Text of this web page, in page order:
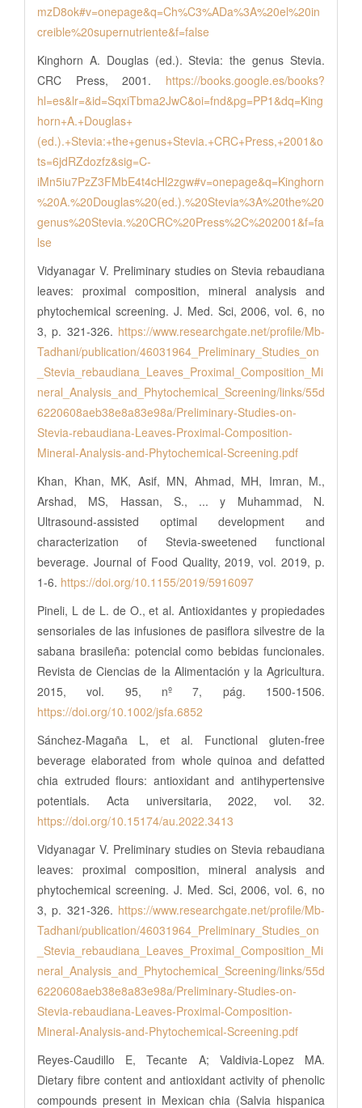
mzD8ok#v=onepage&q=Ch%C3%ADa%3A%20el%20in
creible%20supernutriente&f=false
Kinghorn A. Douglas (ed.). Stevia: the genus Stevia.
CRC Press, 2001. https://books.google.es/books?
hl=es&lr=&id=SqxiTbma2JwC&oi=fnd&pg=PP1&dq=King
horn+A.+Douglas+
(ed.).+Stevia:+the+genus+Stevia.+CRC+Press,+2001&o
ts=6jdRZdozfz&sig=C-
iMn5iu7PzZ3FMbE4t4cHl2zgw#v=onepage&q=Kinghorn
%20A.%20Douglas%20(ed.).%20Stevia%3A%20the%20
genus%20Stevia.%20CRC%20Press%2C%202001&f=fa
lse
Vidyanagar V. Preliminary studies on Stevia rebaudiana
leaves: proximal composition, mineral analysis and
phytochemical screening. J. Med. Sci, 2006, vol. 6, no
3, p. 321-326. https://www.researchgate.net/profile/Mb-
Tadhani/publication/46031964_Preliminary_Studies_on
_Stevia_rebaudiana_Leaves_Proximal_Composition_Mi
neral_Analysis_and_Phytochemical_Screening/links/55d
6220608aeb38e8a83e98a/Preliminary-Studies-on-
Stevia-rebaudiana-Leaves-Proximal-Composition-
Mineral-Analysis-and-Phytochemical-Screening.pdf
Khan, Khan, MK, Asif, MN, Ahmad, MH, Imran, M.,
Arshad, MS, Hassan, S., ... y Muhammad, N.
Ultrasound-assisted optimal development and
characterization of Stevia-sweetened functional
beverage. Journal of Food Quality, 2019, vol. 2019, p.
1-6. https://doi.org/10.1155/2019/5916097
Pineli, L de L. de O., et al. Antioxidantes y propiedades
sensoriales de las infusiones de pasiflora silvestre de la
sabana brasileña: potencial como bebidas funcionales.
Revista de Ciencias de la Alimentación y la Agricultura.
2015, vol. 95, nº 7, pág. 1500-1506.
https://doi.org/10.1002/jsfa.6852
Sánchez-Magaña L, et al. Functional gluten-free
beverage elaborated from whole quinoa and defatted
chia extruded flours: antioxidant and antihypertensive
potentials. Acta universitaria, 2022, vol. 32.
https://doi.org/10.15174/au.2022.3413
Vidyanagar V. Preliminary studies on Stevia rebaudiana
leaves: proximal composition, mineral analysis and
phytochemical screening. J. Med. Sci, 2006, vol. 6, no
3, p. 321-326. https://www.researchgate.net/profile/Mb-
Tadhani/publication/46031964_Preliminary_Studies_on
_Stevia_rebaudiana_Leaves_Proximal_Composition_Mi
neral_Analysis_and_Phytochemical_Screening/links/55d
6220608aeb38e8a83e98a/Preliminary-Studies-on-
Stevia-rebaudiana-Leaves-Proximal-Composition-
Mineral-Analysis-and-Phytochemical-Screening.pdf
Reyes-Caudillo E, Tecante A; Valdivia-Lopez MA.
Dietary fibre content and antioxidant activity of phenolic
compounds present in Mexican chia (Salvia hispanica